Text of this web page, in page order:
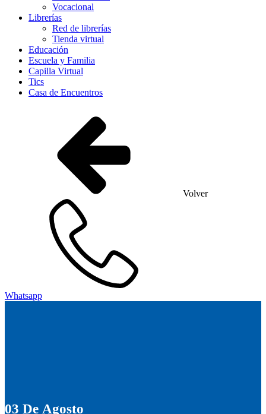
Vocacional
Librerías
Red de librerías
Tienda virtual
Educación
Escuela y Familia
Capilla Virtual
Tics
Casa de Encuentros
Volver
Whatsapp
03 De Agosto